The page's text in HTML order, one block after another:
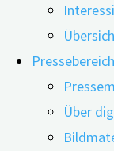
Pressebereich
Über
von
geistige
weiterlesen
Gehirn
zuliebe
Höheres